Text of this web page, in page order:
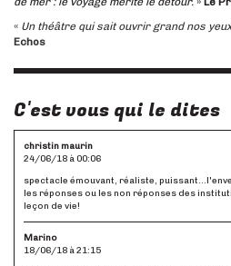
« Un théâtre qui sait ouvrir grand nos
Echos
C'est vous qui le dites
christin maurin
24/06/18 à 00:06
spectacle émouvant, réaliste,
les réponses ou les non réponses des
leçon de vie!
Marino
18/06/18 à 21:15